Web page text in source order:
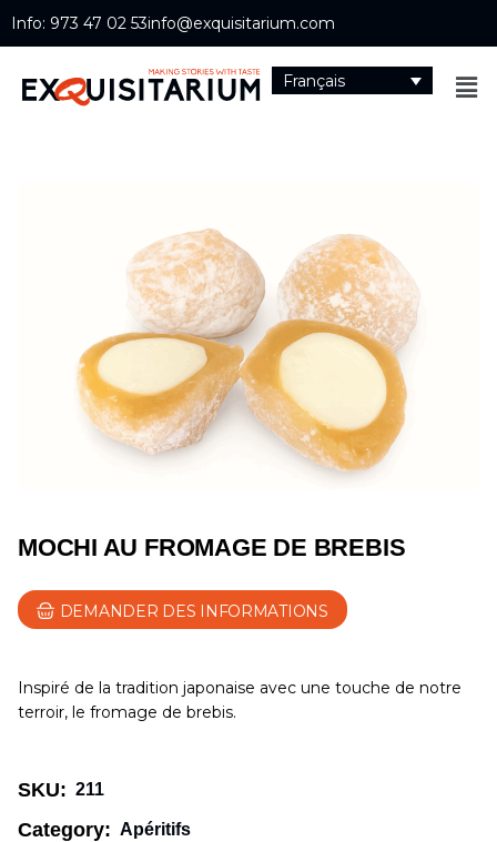
Info: 973 47 02 53info@exquisitarium.com
Français
MOCHI AU FROMAGE DE BREBIS
DEMANDER DES INFORMATIONS
Inspiré de la tradition japonaise avec une touche de notre
terroir, le fromage de brebis.
SKU: 211
Category: Apéritifs